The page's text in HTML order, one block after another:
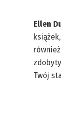
Ellen
Twój